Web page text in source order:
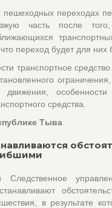
пешеходных переходах
часть после
переход будет для них
транспортное средство
движения,
средства.
Тыва
и Следственное
в результате